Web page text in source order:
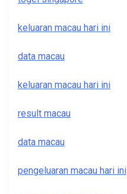
keluaran macau hari ini
data macau
keluaran macau hari ini
result macau
data macau
pengeluaran macau hari ini